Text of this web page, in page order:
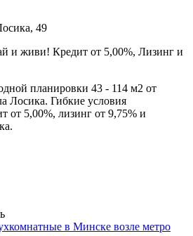
49
живи! Кредит от 5,00%, Лизинг и
планировки 43 - 114 м2 от
Лосика. Гибкие условия
от 5,00%, лизинг от 9,75% и
в Минске возле метро